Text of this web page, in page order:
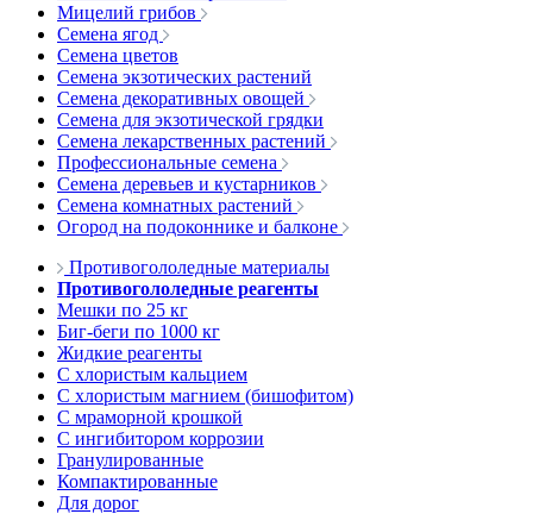
Мицелий грибов
Семена ягод
Семена цветов
Семена экзотических растений
Семена декоративных овощей
Семена для экзотической грядки
Семена лекарственных растений
Профессиональные семена
Семена деревьев и кустарников
Семена комнатных растений
Огород на подоконнике и балконе
Противогололедные материалы
Противогололедные реагенты
Мешки по 25 кг
Биг-беги по 1000 кг
Жидкие реагенты
С хлористым кальцием
С хлористым магнием (бишофитом)
С мраморной крошкой
С ингибитором коррозии
Гранулированные
Компактированные
Для дорог